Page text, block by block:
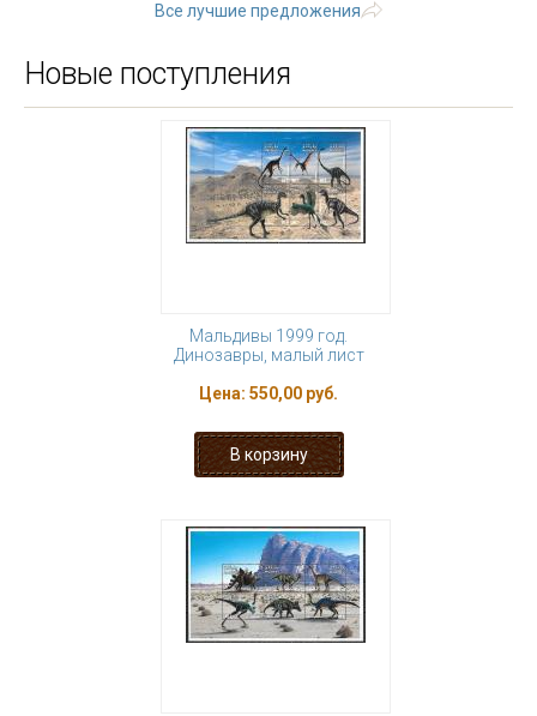
Все лучшие предложения
Новые поступления
Мальдивы 1999 год.
Динозавры, малый лист
Цена: 550,00 руб.